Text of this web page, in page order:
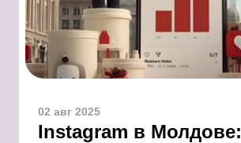
02 авг 2025
Instagram в Молдове: